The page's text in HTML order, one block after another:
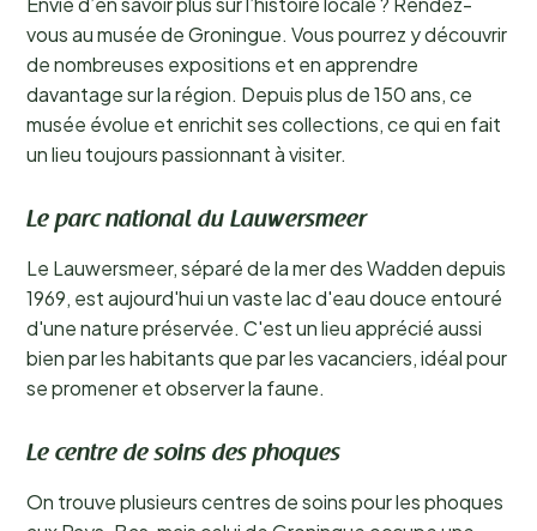
vous au musée de Groningue. Vous pourrez y découvrir
de nombreuses expositions et en apprendre
davantage sur la région. Depuis plus de 150 ans, ce
musée évolue et enrichit ses collections, ce qui en fait
un lieu toujours passionnant à visiter.
Le parc national du Lauwersmeer
Le Lauwersmeer, séparé de la mer des Wadden depuis
1969, est aujourd'hui un vaste lac d'eau douce entouré
d'une nature préservée. C'est un lieu apprécié aussi
bien par les habitants que par les vacanciers, idéal pour
se promener et observer la faune.
Le centre de soins des phoques
On trouve plusieurs centres de soins pour les phoques